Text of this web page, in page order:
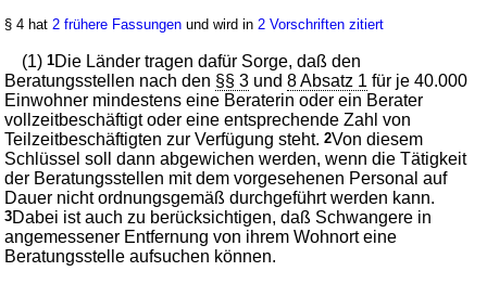
9 weitere Fassungen | Drucksachen / Entwurf / Begründung
Abschnitt 1 Aufklärung, Verhütung, Familienplanung und
Beratung
§ 4 hat 2 frühere Fassungen und wird in 2 Vorschriften zitiert
(1)1Die Länder tragen dafür Sorge, daß den
Beratungsstellen nach den §§ 3 und8 Absatz 1 für je 40.000
Einwohner mindestens eine Beraterin oder ein Berater
vollzeitbeschäftigt oder eine entsprechende Zahl von
Teilzeitbeschäftigten zur Verfügung steht.2Von diesem
Schlüssel soll dann abgewichen werden, wenn die Tätigkeit
der Beratungsstellen mit dem vorgesehenen Personal auf
Dauer nicht ordnungsgemäß durchgeführt werden kann.
3Dabei ist auch zu berücksichtigen, daß Schwangere in
angemessener Entfernung von ihrem Wohnort eine
Beratungsstelle aufsuchen können.